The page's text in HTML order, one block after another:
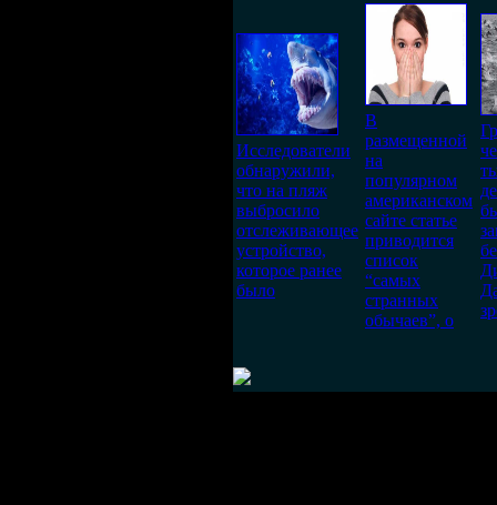
Исследователи
обнаружили,
что на пляж
выбросило
отслеживающее
устройство,
которое ранее
было
В
размещенной
на
популярном
американском
сайте статье
приводится
список
“самых
странных
обычаев”, о